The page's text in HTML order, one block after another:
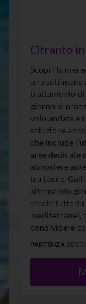
Otranto in
Scopri la
una
trattamento di
giorno al
volo andata e
soluzione
che include
aree dedicate
atmosfere
tra Lecce,
alternando
serate tutte
mediterranei,
condividere
PARTENZA 26/